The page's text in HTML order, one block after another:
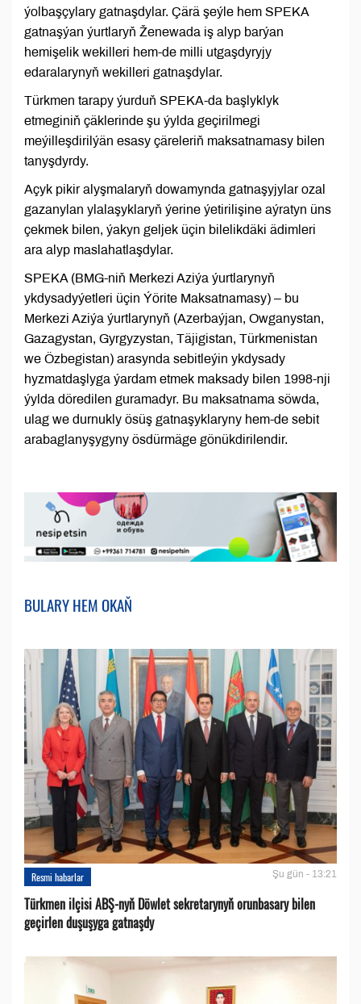
ýolbaşçylary gatnaşdylar. Çärä şeýle hem SPEKA
gatnaşýan ýurtlaryň Ženewada iş alyp barýan
hemişelik wekilleri hem-de milli utgaşdyryjy
edaralarynyň wekilleri gatnaşdylar.
Türkmen tarapy ýurduň SPEKA-da başlyklyk
etmeginiň çäklerinde şu ýylda geçirilmegi
meýilleşdirilýän esasy çäreleriň maksatnamasy bilen
tanyşdyrdy.
Açyk pikir alyşmalaryň dowamynda gatnaşyjylar ozal
gazanylan ylalaşyklaryň ýerine ýetirilişine aýratyn üns
çekmek bilen, ýakyn geljek üçin bilelikdäki ädimleri
ara alyp maslahatlaşdylar.
SPEKA (BMG-niň Merkezi Aziýa ýurtlarynyň
ykdysadyýetleri üçin Ýörite Maksatnamasy) – bu
Merkezi Aziýa ýurtlarynyň (Azerbaýjan, Owganystan,
Gazagystan, Gyrgyzystan, Täjigistan, Türkmenistan
we Özbegistan) arasynda sebitleýin ykdysady
hyzmatdaşlyga ýardam etmek maksady bilen 1998-nji
ýylda döredilen guramadyr. Bu maksatnama söwda,
ulag we durnukly ösüş gatnaşyklaryny hem-de sebit
arabaglanyşygyny ösdürmäge gönükdirilendir.
BULARY HEM OKAŇ
Resmi habarlar Şu gün - 13:21
Türkmen ilçisi ABŞ-nyň Döwlet sekretarynyň orunbasary bilen
geçirlen duşuşyga gatnaşdy